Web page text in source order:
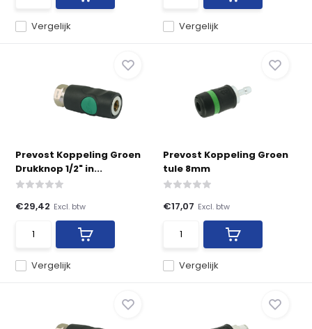
Vergelijk Vergelijk
Prevost Koppeling Groen
Drukknop 1/2" in...
Vergelijk
€29,42 Excl. btw
Prevost Koppeling Groen
tule 8mm
Vergelijk
€17,07 Excl. btw